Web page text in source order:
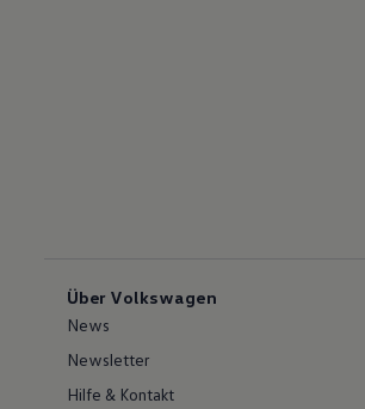
Über Volkswagen
News
Newsletter
Hilfe & Kontakt